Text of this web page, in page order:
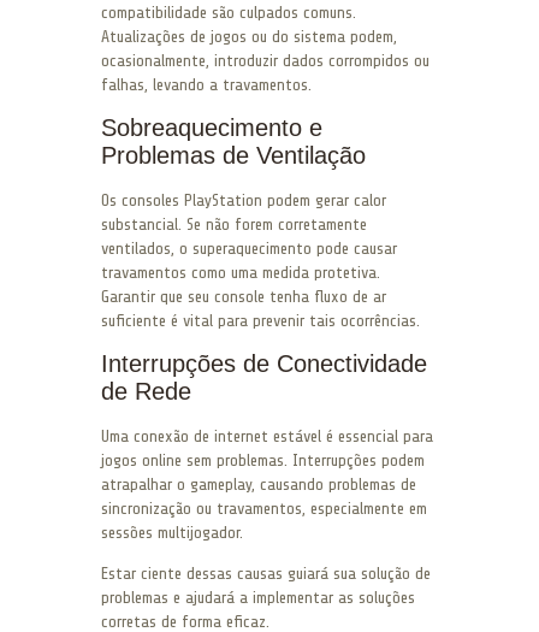
compatibilidade são culpados comuns.
Atualizações de jogos ou do sistema podem,
ocasionalmente, introduzir dados corrompidos ou
falhas, levando a travamentos.
Sobreaquecimento e
Problemas de Ventilação
Os consoles PlayStation podem gerar calor
substancial. Se não forem corretamente
ventilados, o superaquecimento pode causar
travamentos como uma medida protetiva.
Garantir que seu console tenha fluxo de ar
suficiente é vital para prevenir tais ocorrências.
Interrupções de Conectividade
de Rede
Uma conexão de internet estável é essencial para
jogos online sem problemas. Interrupções podem
atrapalhar o gameplay, causando problemas de
sincronização ou travamentos, especialmente em
sessões multijogador.
Estar ciente dessas causas guiará sua solução de
problemas e ajudará a implementar as soluções
corretas de forma eficaz.